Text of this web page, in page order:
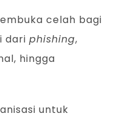
celah bagi
dariphishing,
hingga
untuk